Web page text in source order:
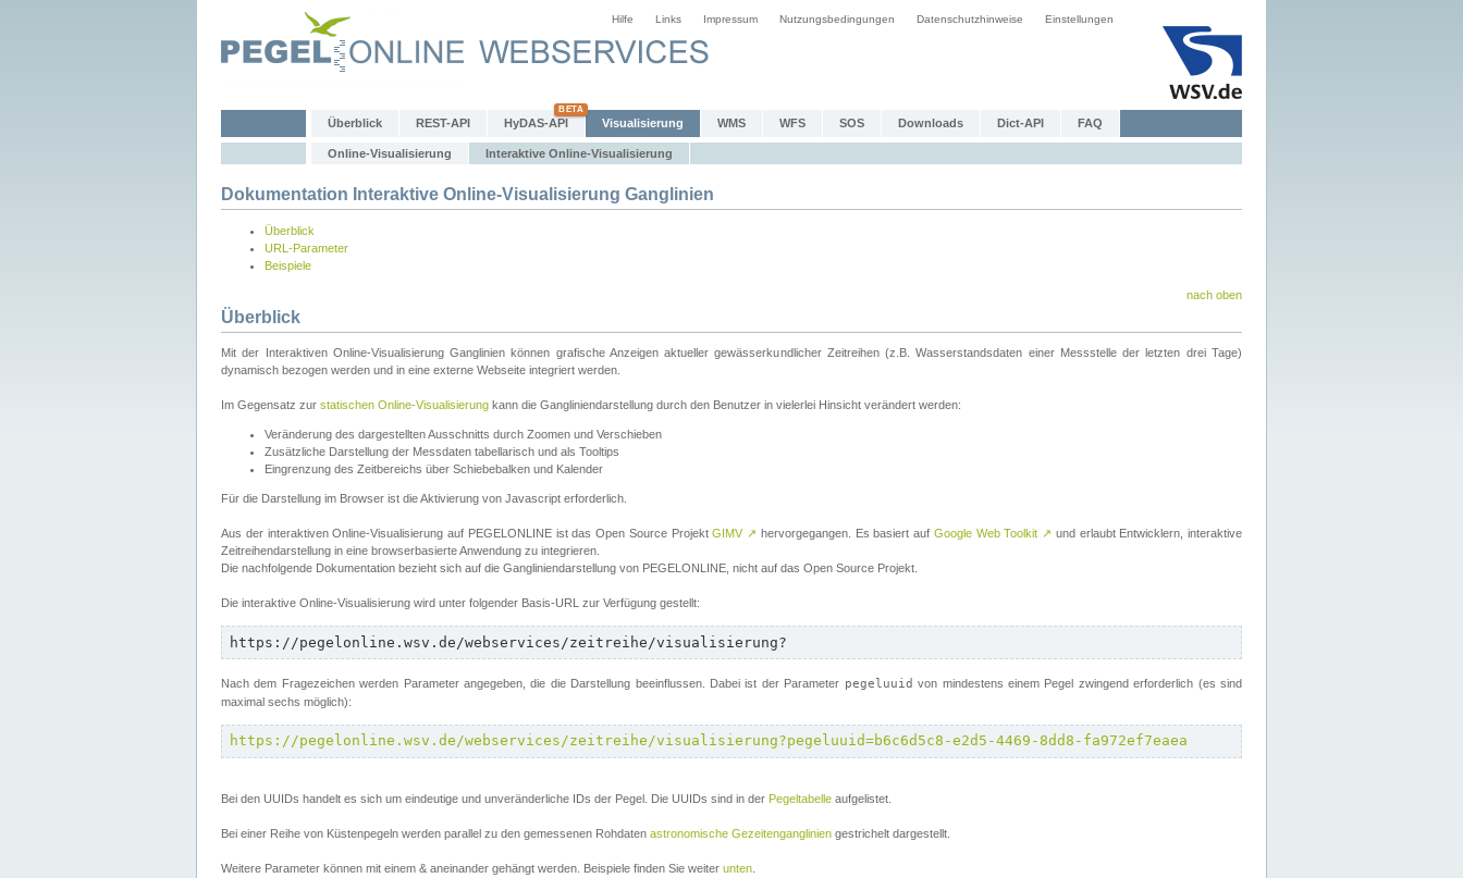
Hilfe Links Impressum Nutzungsbedingungen Datenschutzhinweise Einstellungen
Überblick REST-API HyDAS-API Visualisierung WMS WFS SOS Downloads Dict-API FAQ
Online-Visualisierung Interaktive Online-Visualisierung
Dokumentation Interaktive Online-Visualisierung Ganglinien
Überblick
URL-Parameter
Beispiele
nach oben
Überblick
Mit der Interaktiven Online-Visualisierung Ganglinien können grafische Anzeigen aktueller gewässerkundlicher Zeitreihen (z.B. Wasserstandsdaten einer Messstelle der letzten drei Tage)
dynamisch bezogen werden und in eine externe Webseite integriert werden.
Im Gegensatz zur statischen Online-Visualisierung kann die Gangliniendarstellung durch den Benutzer in vielerlei Hinsicht verändert werden:
Veränderung des dargestellten Ausschnitts durch Zoomen und Verschieben
Zusätzliche Darstellung der Messdaten tabellarisch und als Tooltips
Eingrenzung des Zeitbereichs über Schiebebalken und Kalender
Für die Darstellung im Browser ist die Aktivierung von Javascript erforderlich.
Aus der interaktiven Online-Visualisierung auf PEGELONLINE ist das Open Source ProjektGIMV ↗ hervorgegangen. Es basiert auf Google Web Toolkit ↗ und erlaubt Entwicklern, interaktive
Zeitreihendarstellung in eine browserbasierte Anwendung zu integrieren.
Die nachfolgende Dokumentation bezieht sich auf die Gangliniendarstellung von PEGELONLINE, nicht auf das Open Source Projekt.
Die interaktive Online-Visualisierung wird unter folgender Basis-URL zur Verfügung gestellt:
https://pegelonline.wsv.de/webservices/zeitreihe/visualisierung?
Nach dem Fragezeichen werden Parameter angegeben, die die Darstellung beeinflussen. Dabei ist der Parameter pegeluuid von mindestens einem Pegel zwingend erforderlich (es sind
maximal sechs möglich):
https://pegelonline.wsv.de/webservices/zeitreihe/visualisierung?pegeluuid=b6c6d5c8-e2d5-4469-8dd8-fa972ef7eaea
Bei den UUIDs handelt es sich um eindeutige und unveränderliche IDs der Pegel. Die UUIDs sind in der Pegeltabelle aufgelistet.
Bei einer Reihe von Küstenpegeln werden parallel zu den gemessenen Rohdaten astronomische Gezeitenganglinien gestrichelt dargestellt.
Weitere Parameter können mit einem & aneinander gehängt werden. Beispiele finden Sie weiter unten